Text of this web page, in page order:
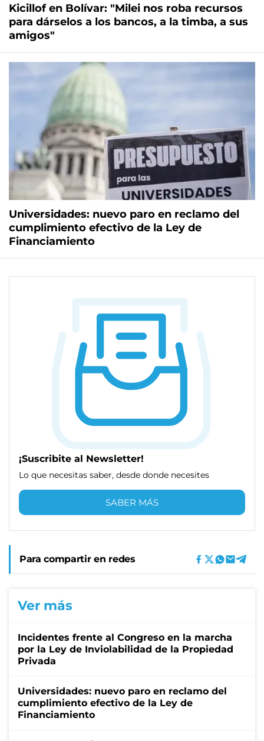
Kicillof en Bolívar: "Milei nos roba recursos
para dárselos a los bancos, a la timba, a sus
amigos"
Universidades: nuevo paro en reclamo del
cumplimiento efectivo de la Ley de
Financiamiento
¡Suscribite al Newsletter!
Lo que necesitas saber, desde donde necesites
SABER MÁS
Para compartir en redes
Ver más
Incidentes frente al Congreso en la marcha
por la Ley de Inviolabilidad de la Propiedad
Privada
Universidades: nuevo paro en reclamo del
cumplimiento efectivo de la Ley de
Financiamiento